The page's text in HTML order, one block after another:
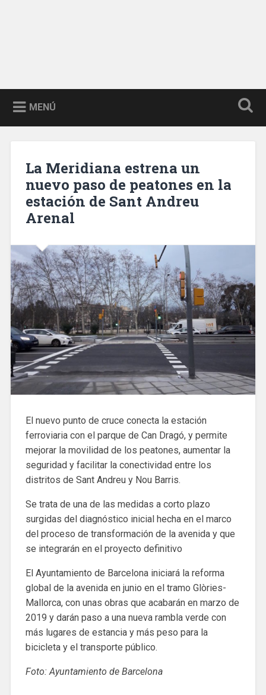
MENÚ
La Meridiana estrena un
nuevo paso de peatones en la
estación de Sant Andreu
Arenal
El nuevo punto de cruce conecta la estación
ferroviaria con el parque de Can Dragó, y permite
mejorar la movilidad de los peatones, aumentar la
seguridad y facilitar la conectividad entre los
distritos de Sant Andreu y Nou Barris.
Se trata de una de las medidas a corto plazo
surgidas del diagnóstico inicial hecha en el marco
del proceso de transformación de la avenida y que
se integrarán en el proyecto definitivo
El Ayuntamiento de Barcelona iniciará la reforma
global de la avenida en junio en el tramo Glòries-
Mallorca, con unas obras que acabarán en marzo de
2019 y darán paso a una nueva rambla verde con
más lugares de estancia y más peso para la
bicicleta y el transporte público.
Foto: Ayuntamiento de Barcelona